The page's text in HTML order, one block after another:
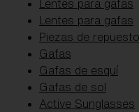
Lentes para gafas
Lentes para gafas
Piezas de repuesto
Gafas
Gafas de esquí
Gafas de sol
Active Sunglasses